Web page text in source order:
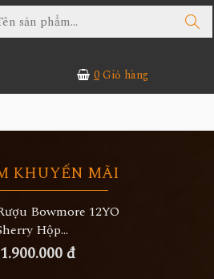
0Giỏ hàng
KHUYẾN MÃI
Bowmore 12YO
Hộp...
1.900.000 đ